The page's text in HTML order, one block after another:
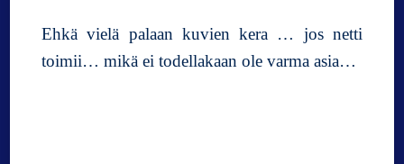
Ehkä vielä palaan kuvien kera … jos netti
toimii… mikä ei todellakaan ole varma asia…